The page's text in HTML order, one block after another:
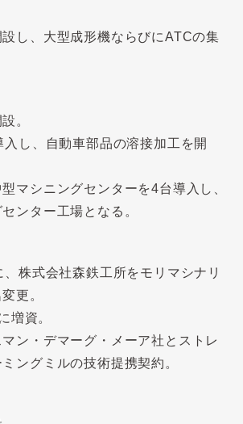
し、大型成形機ならびにATCの集
。
入し、自動車部品の溶接加工を開
マシニングセンターを4台導入し、
ンター工場となる。
株式会社森鉄工所をモリマシナリ
更。
増資。
ン・デマーグ・メーア社とストレ
ングミルの技術提携契約。